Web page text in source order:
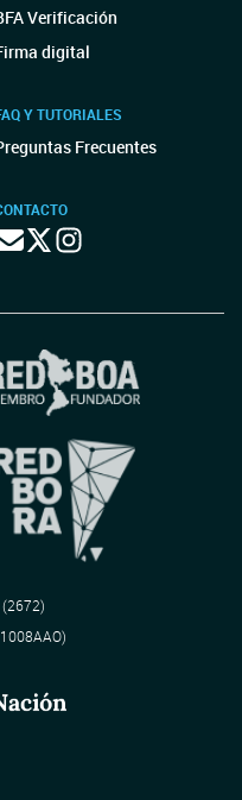
Verificación
digital
Y TUTORIALES
Frecuentes